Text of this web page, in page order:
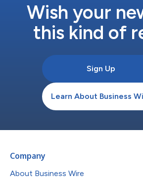
Wish your
this kind of
Sign Up
Learn About Business
Company
About Business Wire